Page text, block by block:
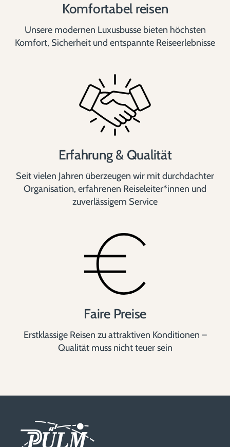
Komfortabel reisen
Unsere modernen Luxusbusse bieten höchsten
Komfort, Sicherheit und entspannte Reiseerlebnisse
Erfahrung & Qualität
Seit vielen Jahren überzeugen wir mit durchdachter
Organisation, erfahrenen Reiseleiter*innen und
zuverlässigem Service
Faire Preise
Erstklassige Reisen zu attraktiven Konditionen –
Qualität muss nicht teuer sein